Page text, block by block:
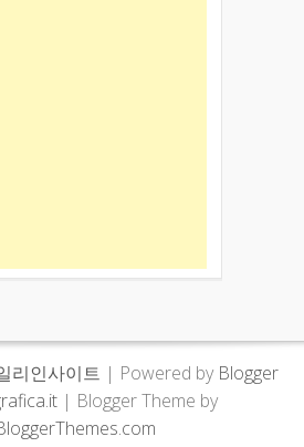
리인사이트 | Powered by Blogger
| Blogger Theme by